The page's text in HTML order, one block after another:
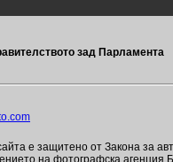
зад Парламента
е защитено от Закона за
на фотографска агенция